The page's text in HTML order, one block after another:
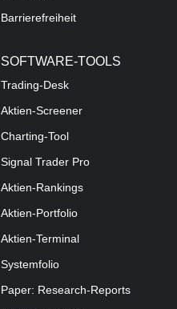
Barrierefreiheit
SOFTWARE-TOOLS
Trading-Desk
Aktien-Screener
Charting-Tool
Signal Trader Pro
Aktien-Rankings
Aktien-Portfolio
Aktien-Terminal
Systemfolio
Paper: Research-Reports